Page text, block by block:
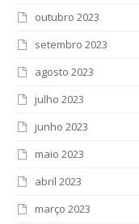
outubro 2023
setembro 2023
agosto 2023
julho 2023
junho 2023
maio 2023
abril 2023
março 2023